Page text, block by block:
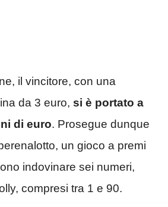
il vincitore, con una
da 3 euro, si è portato a
di euro. Prosegue dunque
un gioco a premi
indovinare sei numeri,
compresi tra 1 e 90.